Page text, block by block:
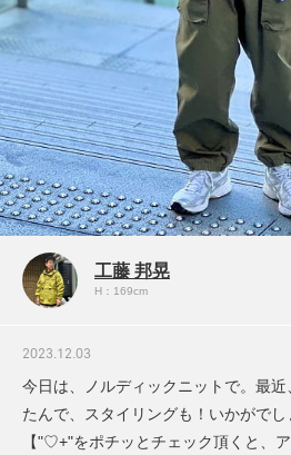
工藤 邦晃
H：169cm
2023.12.03
今日は、ノルディックニットで。最
たんで、スタイリングも！いかがで
【"♡+"をポチッとチェック頂くと、